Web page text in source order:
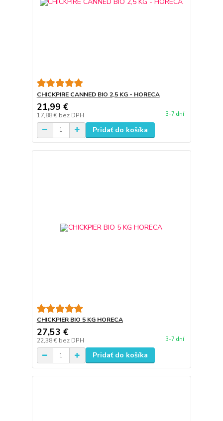
CHICKPIRE CANNED BIO 2,5 KG - HORECA
21,99 €
17,88 € bez DPH 3-7 dní
Pridať do košíka
CHICKPIER BIO 5 KG HORECA
27,53 €
22,38 € bez DPH 3-7 dní
Pridať do košíka